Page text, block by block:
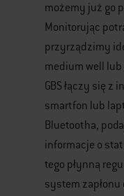
możemy już go
Monitorując
przyrządzimy
medium well lub
GBS łączy się z
smartfon lub
Bluetootha,
informacje o
tego płynną
system